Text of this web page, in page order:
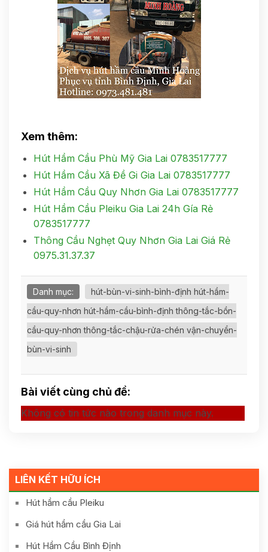
LIÊN KẾT HỮU ÍCH
Hút hầm cầu Pleiku
Giá hút hầm cầu Gia Lai
Hút Hầm Cầu Bình Định
Xem thêm:
Hút Hầm Cầu Phù Mỹ Gia Lai 0783517777
Hút Hầm Cầu Xã Đề Gi Gia Lai 0783517777
Hút Hầm Cầu Quy Nhơn Gia Lai 0783517777
Hút Hầm Cầu Pleiku Gia Lai 24h Gía Rẻ
0783517777
Thông Cầu Nghẹt Quy Nhơn Gia Lai Giá Rẻ
0975.31.37.37
Danh mục:
hút-bùn-vi-sinh-bình-định hút-hầm-
cầu-quy-nhơn hút-hầm-cầu-bình-định thông-tắc-bồn-
cầu-quy-nhơn thông-tắc-chậu-rửa-chén vận-chuyển-
bùn-vi-sinh
Bài viết cùng chủ đề:
Không có tin tức nào trong danh mục này.